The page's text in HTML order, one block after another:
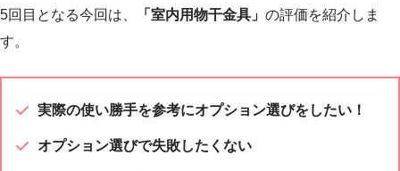
5回目となる今回は、 「室内用物干金具」 の評価を紹介しま
す。
実際の使い勝手を参考にオプション選びをしたい！
オプション選びで失敗したくない